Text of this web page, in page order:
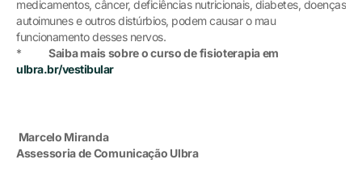
medicamentos, câncer, deficiências nutricionais, diabetes, doenças
autoimunes e outros distúrbios, podem causar o mau
funcionamento desses nervos.
* Saiba mais sobre o curso de fisioterapia em
ulbra.br/vestibular
Marcelo Miranda
Assessoria de Comunicação Ulbra